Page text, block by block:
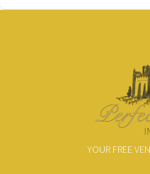
YOUR FREE